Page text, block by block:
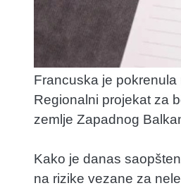
Francuska je
Regionalni projekat za
zemlje Zapadnog
Kako je danas
na rizike vezane za